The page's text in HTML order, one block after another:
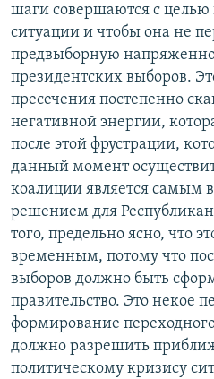
шаги совершаются с целью
ситуации и чтобы она не
предвыборную
президентских выборов.
пресечения постепенно
негативной энергии,
после этой фрустрации,
данный момент
коалиции является
решением для
того, предельно ясно, что
временным, потому что
выборов должно быть
правительство. Это некое
формирование
должно разрешить
политическому кризису